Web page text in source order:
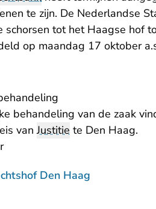
te zijn. De Nederlandse
schorsen tot het Haagse hof
op maandag 17 oktober
behandeling van de zaak
vanJustitie te Den Haag.
Den Haag